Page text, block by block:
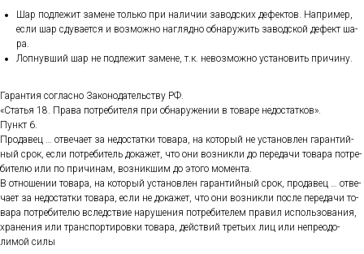
Шар под­ле­жит за­мене толь­ко при на­личии за­вод­ских де­фек­тов. Нап­ри­мер,
ес­ли шар сду­ва­ет­ся и воз­можно наг­лядно об­на­ружить за­вод­ской де­фект ша­
ра.
Лоп­нувший шар не под­ле­жит за­мене, т.к. не­воз­можно ус­та­новить при­чину.
Га­ран­тия сог­ласно За­коно­датель­ству РФ.
«Статья 18. Пра­ва пот­ре­бите­ля при об­на­руже­нии в то­варе не­дос­татков».
Пункт 6.
Про­давец … от­ве­ча­ет за не­дос­татки то­вара, на ко­торый не ус­та­нов­лен га­ран­тий­
ный срок, ес­ли пот­ре­битель до­кажет, что они воз­никли до пе­реда­чи то­вара пот­ре­
бите­лю или по при­чинам, воз­никшим до это­го мо­мен­та.
В от­но­шении то­вара, на ко­торый ус­та­нов­лен га­ран­тий­ный срок, про­давец … от­ве­
ча­ет за не­дос­татки то­вара, ес­ли не до­кажет, что они воз­никли пос­ле пе­реда­чи то­
вара пот­ре­бите­лю вследс­твие на­руше­ния пот­ре­бите­лем пра­вил ис­поль­зо­вания,
хра­нения или тран­спор­ти­ров­ки то­вара, дей­ствий треть­их лиц или неп­ре­одо­
лимой си­лы